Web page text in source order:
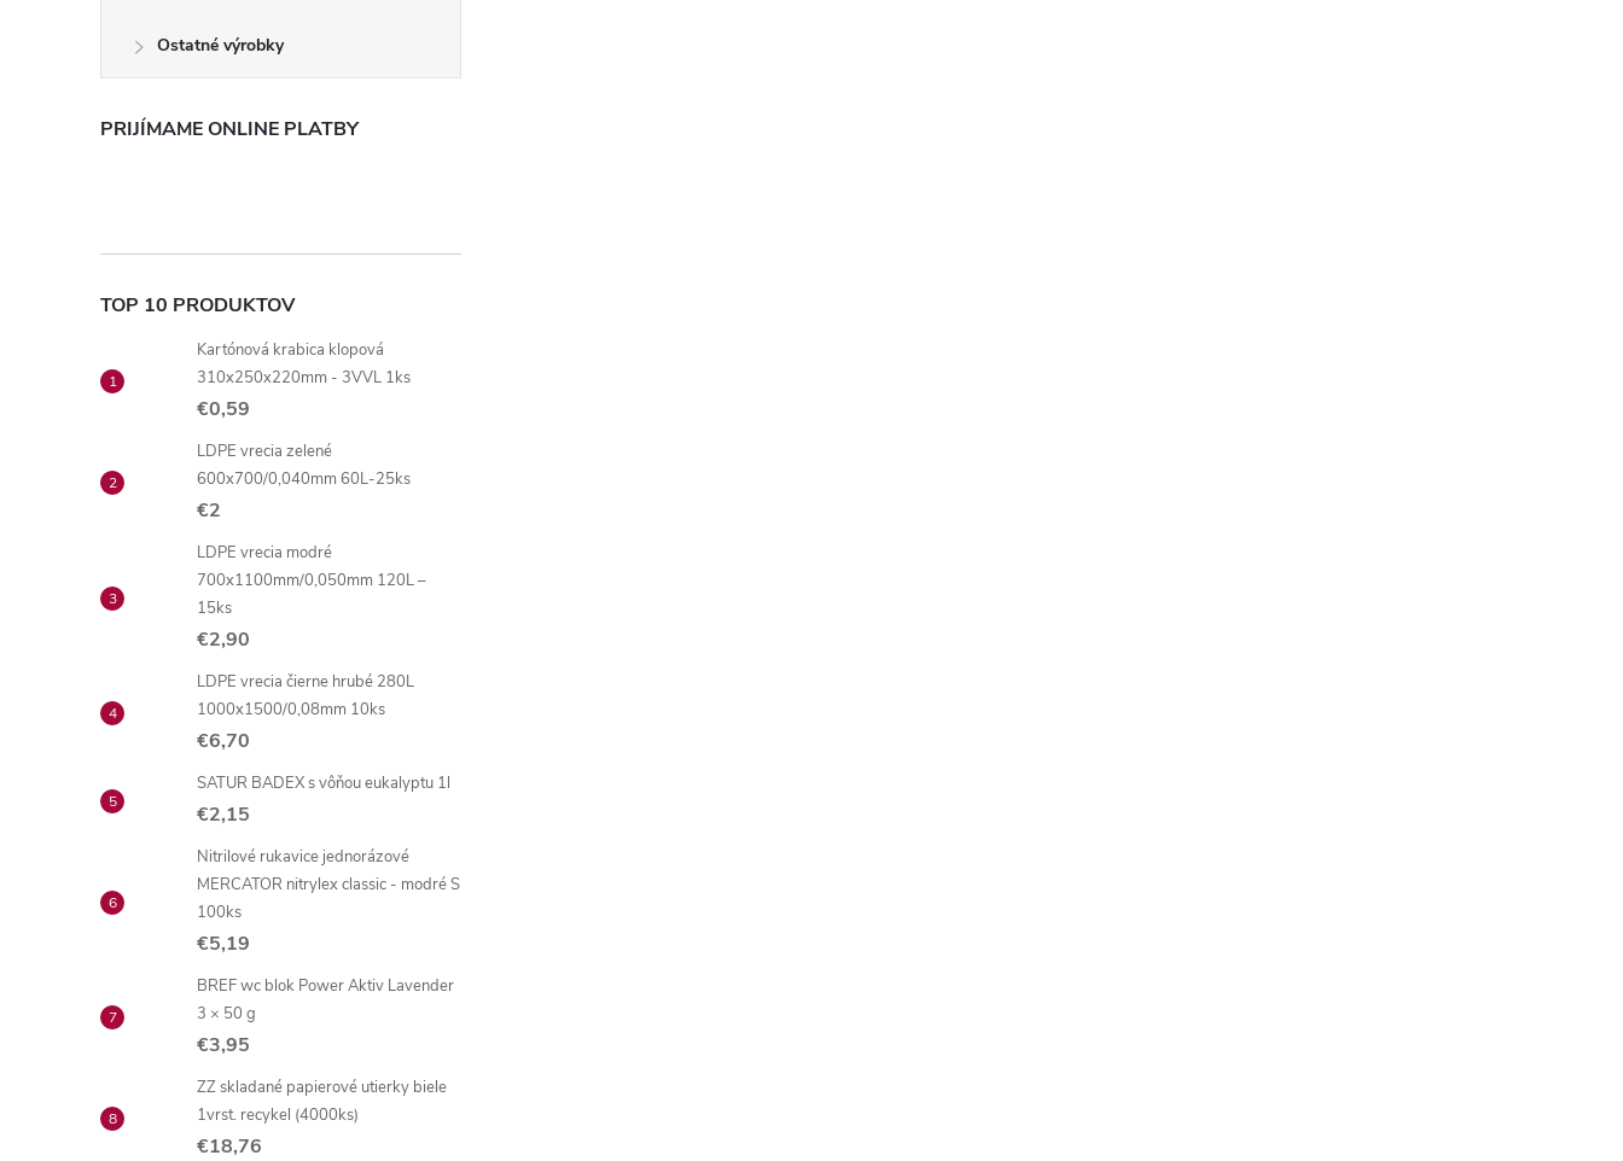
Ostatné výrobky
PRIJÍMAME ONLINE PLATBY
TOP 10 PRODUKTOV
Kartónová krabica klopová
310x250x220mm - 3VVL 1ks
€0,59
LDPE vrecia zelené
600x700/0,040mm 60L-25ks
€2
LDPE vrecia modré
700x1100mm/0,050mm 120L –
15ks
€2,90
LDPE vrecia čierne hrubé 280L
1000x1500/0,08mm 10ks
€6,70
SATUR BADEX s vôňou eukalyptu 1l
€2,15
Nitrilové rukavice jednorázové
MERCATOR nitrylex classic - modré S
100ks
€5,19
BREF wc blok Power Aktiv Lavender
3 × 50 g
€3,95
ZZ skladané papierové utierky biele
1vrst. recykel (4000ks)
€18,76